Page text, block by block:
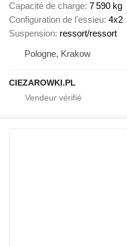
Capacité de charge 7 590 kg
Configuration de l'essieu 4x2
Suspension ressort/ressort
Pologne, Krakow
CIEZAROWKI.PL